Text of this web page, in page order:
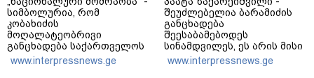
სიმბოლურია, რომ
კობახიძის
მოღალატეობრივი
განცხადება საქართველოს
თავისუფლებისთვის
შეწირული გმირების
www.interpressnews.ge
შეუძლებელია ბარამიძის
განცხადება
შეესაბამებოდეს
სინამდვილეს, ეს არის მისი
მოსაზრება, აბსოლუტურად
ამოვარდნილი
www.interpressnews.ge